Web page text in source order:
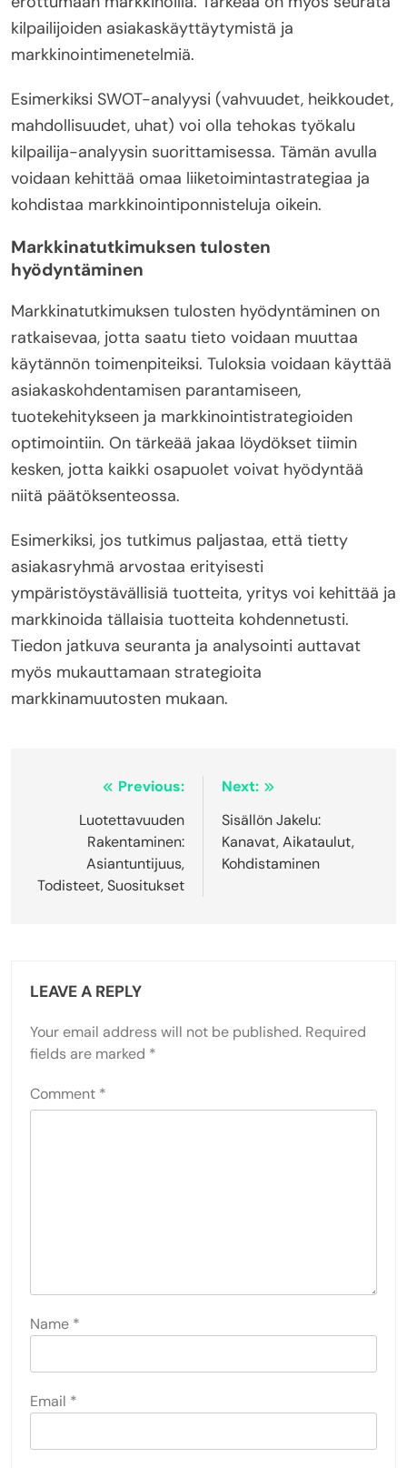
kilpailijoiden asiakaskäyttäytymistä ja
markkinointimenetelmiä.
Esimerkiksi SWOT-analyysi (vahvuudet, heikkoudet,
mahdollisuudet, uhat) voi olla tehokas työkalu
kilpailija-analyysin suorittamisessa. Tämän avulla
voidaan kehittää omaa liiketoimintastrategiaa ja
kohdistaa markkinointiponnisteluja oikein.
Markkinatutkimuksen tulosten
hyödyntäminen
Markkinatutkimuksen tulosten hyödyntäminen on
ratkaisevaa, jotta saatu tieto voidaan muuttaa
käytännön toimenpiteiksi. Tuloksia voidaan käyttää
asiakaskohdentamisen parantamiseen,
tuotekehitykseen ja markkinointistrategioiden
optimointiin. On tärkeää jakaa löydökset tiimin
kesken, jotta kaikki osapuolet voivat hyödyntää
niitä päätöksenteossa.
Esimerkiksi, jos tutkimus paljastaa, että tietty
asiakasryhmä arvostaa erityisesti
ympäristöystävällisiä tuotteita, yritys voi kehittää ja
markkinoida tällaisia tuotteita kohdennetusti.
Tiedon jatkuva seuranta ja analysointi auttavat
myös mukauttamaan strategioita
markkinamuutosten mukaan.
navigation
Previous:
Luotettavuuden
Rakentaminen:
Asiantuntijuus,
Todisteet, Suositukset
Next:
Sisällön Jakelu:
Kanavat, Aikataulut,
Kohdistaminen
LEAVE A REPLY
Your email address will not be published. Required
fields are marked *
Comment *
Name *
Email *